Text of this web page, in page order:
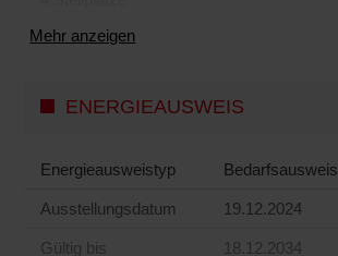
Mehr anzeigen
ENERGIEAUSWEIS
Energieausweistyp Bedarfs­ausweis
Ausstellungsdatum 19.12.2024
Gültig bis 18.12.2034